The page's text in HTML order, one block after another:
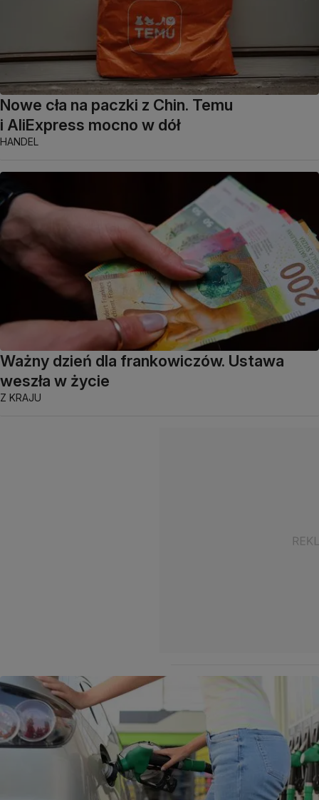
Nowe cła na paczki z Chin. Temu
i AliExpress mocno w dół
HANDEL
Ważny dzień dla frankowiczów. Ustawa
weszła w życie
Z KRAJU